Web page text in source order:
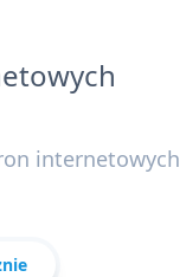
internetowych